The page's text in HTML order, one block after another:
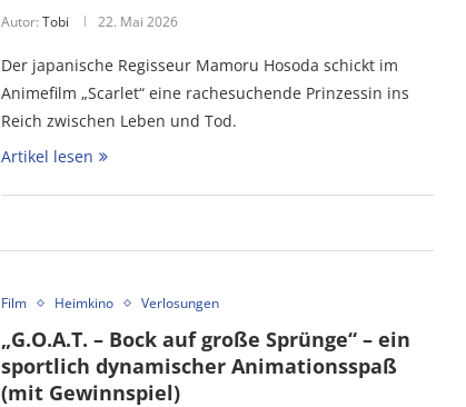
Autor: Tobi 22. Mai 2026
Der japanische Regisseur Mamoru Hosoda schickt im
Animefilm „Scarlet“ eine rachesuchende Prinzessin ins
Reich zwischen Leben und Tod.
Artikel lesen
Film Heimkino Verlosungen
„G.O.A.T. – Bock auf große Sprünge“ – ein
sportlich dynamischer Animationsspaß
(mit Gewinnspiel)